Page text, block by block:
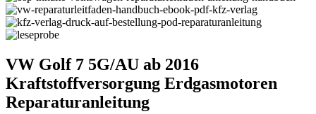
VW Golf 7 5G/AU ab 2016
Kraftstoffversorgung Erdgasmotoren
Reparaturanleitung